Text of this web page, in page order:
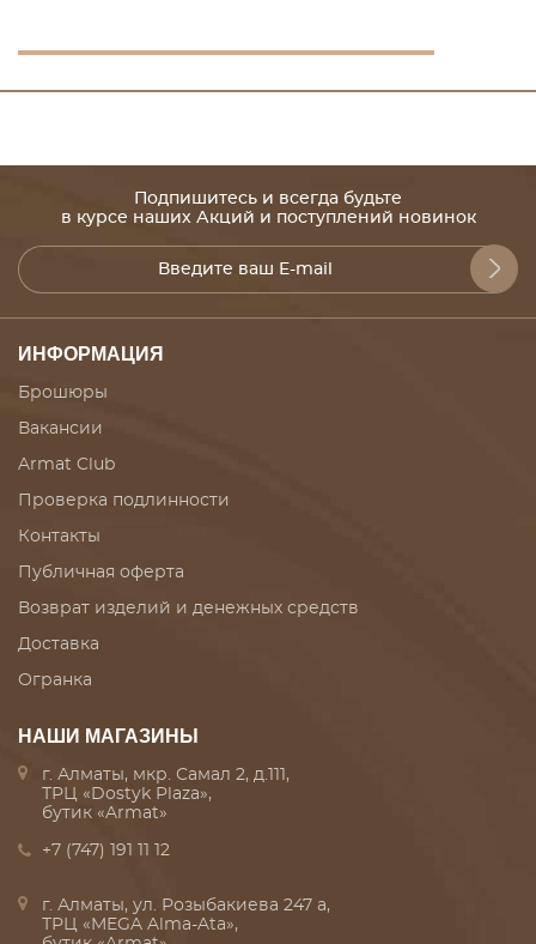
Подпишитесь и всегда будьте
в курсе наших Акций и поступлений новинок
ИНФОРМАЦИЯ
Брошюры
Вакансии
Armat Club
Проверка подлинности
Контакты
Публичная оферта
Возврат изделий и денежных средств
Доставка
Огранка
НАШИ МАГАЗИНЫ
г. Алматы, мкр. Самал 2, д.111,
ТРЦ «Dostyk Plaza»,
бутик «Armat»
+7 (747) 191 11 12
г. Алматы, ул. Розыбакиева 247 а,
ТРЦ «MEGA Alma-Ata»,